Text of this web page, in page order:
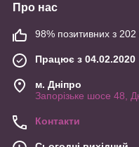
Про нас
98% позитивних з 202
Працює з 04.02.2020
м. Дніпро
Запорізьке шосе 48,
Контакти